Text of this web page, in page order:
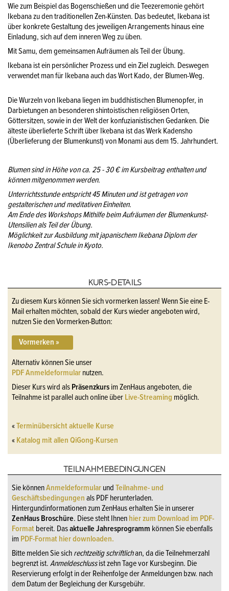
Wie zum Beispiel das Bogenschießen und die Teezeremonie gehört
Ikebana zu den traditionellen Zen-Künsten. Das bedeutet, Ikebana ist
über konkrete Gestaltung des jeweiligen Arrangements hinaus eine
Einladung, sich auf dem inneren Weg zu üben.
Mit Samu, dem gemeinsamen Aufräumen als Teil der Übung.
Ikebana ist ein persönlicher Prozess und ein Ziel zugleich. Deswegen
verwendet man für Ikebana auch das Wort Kado, der Blumen-Weg.
Die Wurzeln von Ikebana liegen im buddhistischen Blumenopfer, in
Darbietungen an besonderen shintoistischen religiösen Orten,
Göttersitzen, sowie in der Welt der konfuzianistischen Gedanken. Die
älteste überlieferte Schrift über Ikebana ist das Werk Kadensho
(Überlieferung der Blumenkunst) von Monami aus dem 15. Jahrhundert.
Blumen sind in Höhe von ca. 25 - 30 € im Kursbeitrag enthalten und
können mitgenommen werden.
Unterrichtsstunde entspricht 45 Minuten und ist getragen von
gestalterischen und meditativen Einheiten.
Am Ende des Workshops Mithilfe beim Aufräumen der Blumenkunst-
Utensilien als Teil der Übung.
Möglichkeit zur Ausbildung mit japanischem Ikebana Diplom der
Ikenobo Zentral Schule in Kyoto.
KURS-DETAILS
Zu diesem Kurs können Sie sich vormerken lassen! Wenn Sie eine E-
Mail erhalten möchten, sobald der Kurs wieder angeboten wird,
nutzen Sie den Vormerken-Button:
Vormerken »
Alternativ können Sie unser
PDF Anmeldeformularnutzen.
Dieser Kurs wird alsPräsenzkursim ZenHaus angeboten, die
Teilnahme ist parallel auch online überLive-Streaming möglich.
«Terminübersicht aktuelle Kurse
«Katalog mit allen QiGong-Kursen
TEILNAHMEBEDINGUNGEN
Sie könnenAnmeldeformularundTeilnahme- und
Geschäftsbedingungenals PDF herunterladen.
Hintergundinformationen zum ZenHaus erhalten Sie in unserer
ZenHaus Broschüre. Diese steht Ihnenhier zum Download im PDF-
Formatbereit. Dasaktuelle Jahresprogramm können Sie ebenfalls
im PDF-Format hier downloaden.
Bitte melden Sie sichrechtzeitig schriftlichan, da die Teilnehmerzahl
begrenzt ist.Anmeldeschlussist zehn Tage vor Kursbeginn. Die
Reservierung erfolgt in der Reihenfolge der Anmeldungen bzw. nach
dem Datum der Begleichung der Kursgebühr.